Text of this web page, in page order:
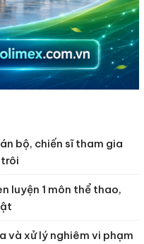
bộ, chiến sĩ tham gia
luyện 1 môn thể thao,
và xử lý nghiêm vi phạm